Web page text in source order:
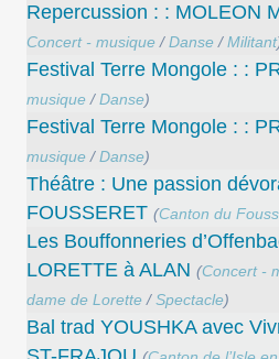
Repercussion : : MOLEON
Concert - musique/Danse/Militant
Festival Terre Mongole : :
musique/Danse)
Festival Terre Mongole : :
musique/Danse)
Théâtre : Une passion
FOUSSERET (Canton du
Les Bouffonneries
LORETTE à ALAN (Concert -
dame de Lorette/Spectacle)
Bal trad YOUSHKA avec